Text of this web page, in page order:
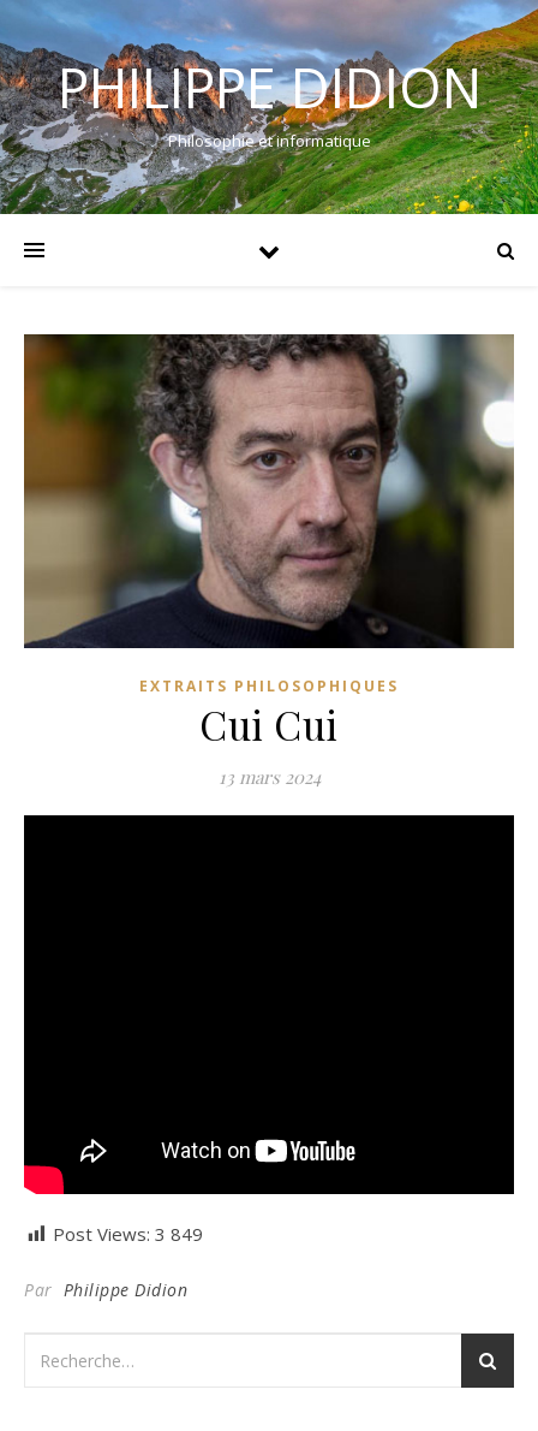
PHILIPPE DIDION
Philosophie et informatique
EXTRAITS PHILOSOPHIQUES
Cui Cui
13 mars 2024
Post Views: 3 849
Par Philippe Didion